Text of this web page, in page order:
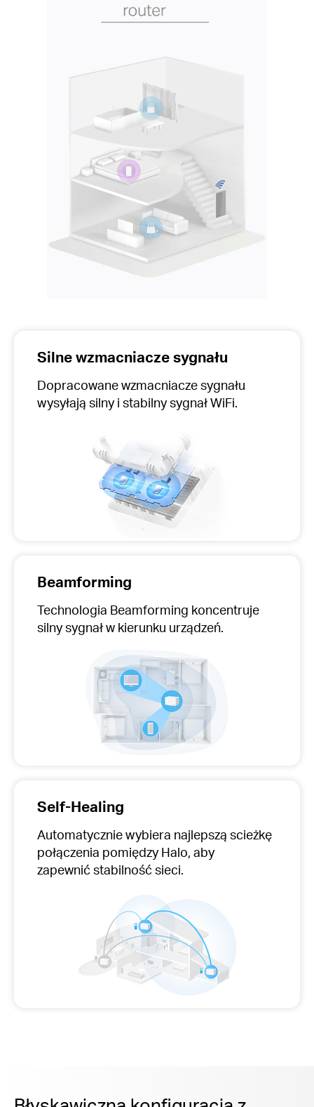
Silne wzmacniacze sygnału
Dopracowane wzmacniacze sygnału
wysyłają silny i stabilny sygnał WiFi.
Beamforming
Technologia Beamforming koncentruje
silny sygnał w kierunku urządzeń.
Self-Healing
Automatycznie wybiera najlepszą scieżkę
połączenia pomiędzy Halo, aby
zapewnić stabilność sieci.